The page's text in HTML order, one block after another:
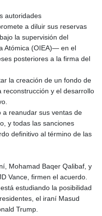
autoridades
a diluir sus reservas
la supervisión del
Atómica (OIEA)— en el
posteriores a la firma del
la creación de un fondo de
y el desarrollo
a reanudar sus ventas de
y todas las sanciones
definitivo al término de las
Mohamad Baqer Qalibaf, y
Vance, firmen el acuerdo.
estudiando la posibilidad
el iraní Masud
Trump.